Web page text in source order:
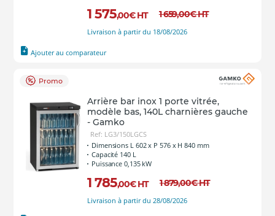
1 575,00€ HT 1 659,00€HT
Livraison à partir du 18/08/2026
Ajouter au comparateur
Promo
Arrière bar inox 1 porte vitrée,
modèle bas, 140L charnières gauche
- Gamko
Ref: LG3/150LGCS
Dimensions L 602 x P 576 x H 840 mm
Capacité 140 L
Puissance 0,135 kW
1 785,00€ HT 1 879,00€HT
Livraison à partir du 28/08/2026